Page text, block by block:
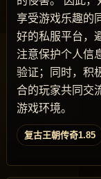
享受游戏乐趣的
好的私服平台，
注意保护个人信
验证；同时，积
合的玩家共同交
游戏环境。
复古王朝传奇1.85